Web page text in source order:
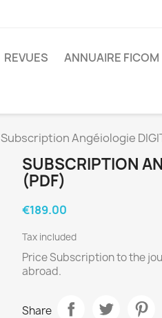
REVUES ANNUAIRE FICOM
Subscription Angéiologie
SUBSCRIPTION
(PDF)
€189.00
Tax included
Price Subscription to the
abroad.
Share